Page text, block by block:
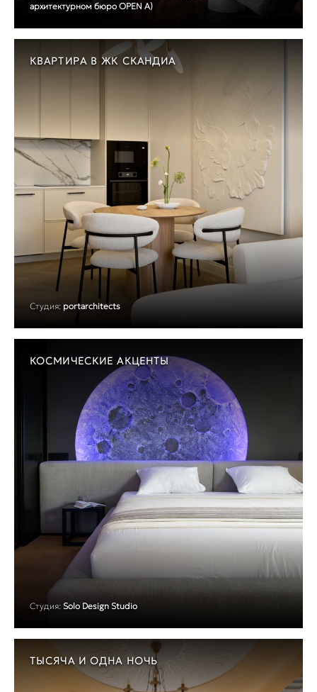
архитектурном бюро OPEN A)
КВАРТИРА В ЖК СКАНДИА
Студия: portarchitects
КОСМИЧЕСКИЕ АКЦЕНТЫ
Студия: Solo Design Studio
ТЫСЯЧА И ОДНА НОЧЬ